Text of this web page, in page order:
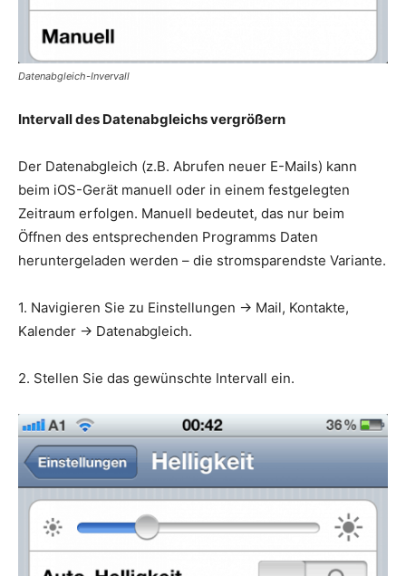
Datenabgleich-Invervall
Intervall des Datenabgleichs vergrößern
Der Datenabgleich (z.B. Abrufen neuer E-Mails) kann
beim iOS-Gerät manuell oder in einem festgelegten
Zeitraum erfolgen. Manuell bedeutet, das nur beim
Öffnen des entsprechenden Programms Daten
heruntergeladen werden – die stromsparendste Variante.
1. Navigieren Sie zu Einstellungen -> Mail, Kontakte,
Kalender -> Datenabgleich.
2. Stellen Sie das gewünschte Intervall ein.